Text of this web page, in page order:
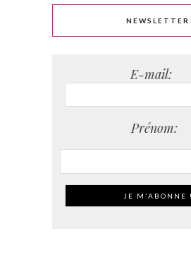
NEWSLETTER
E-mail:
Prénom: